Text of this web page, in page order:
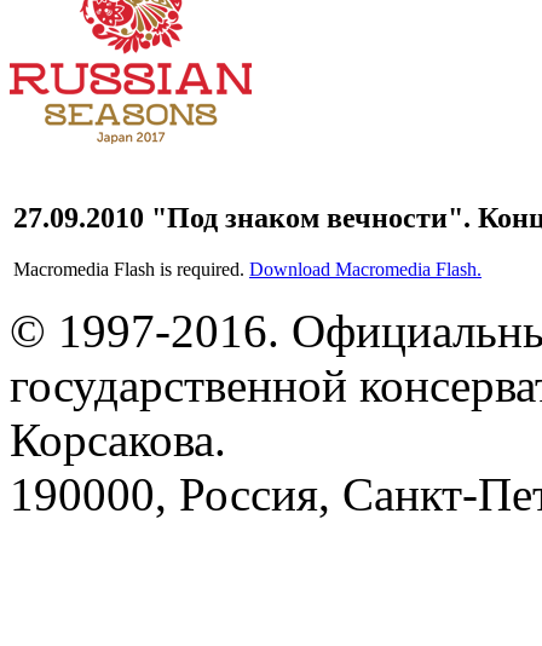
27.09.2010 "Под знаком вечности".
Macromedia Flash is required. Download Macromedia Flash.
© 1997-2016.
государственной
Корсакова.
190000, Россия, Санкт-